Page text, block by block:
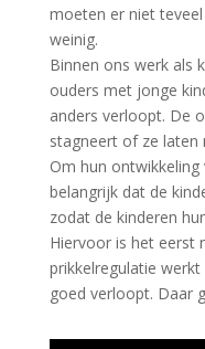
moeten er niet
weinig.
Binnen ons werk als
ouders met jonge
anders verloopt. De
stagneert of ze laten
Om hun
belangrijk dat de
zodat de kinderen
Hiervoor is het eerst
prikkelregulatie
goed verloopt. Daar